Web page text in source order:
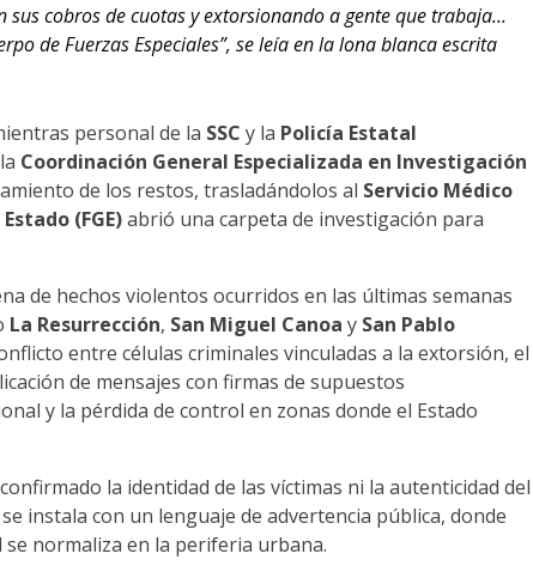
cobros de cuotas y extorsionando a gente que trabaja...
de Fuerzas Especiales”, se leía en la lona blanca escrita
personal de la SSC y la Policía Estatal
Coordinación General Especializada en Investigación
de los restos, trasladándolos al Servicio Médico
(FGE)abrió una carpeta de investigación para
de hechos violentos ocurridos en las últimas semanas
La Resurrección, San Miguel Canoa y San Pablo
entre células criminales vinculadas a la extorsión, el
de mensajes con firmas de supuestos
y la pérdida de control en zonas donde el Estado
la identidad de las víctimas ni la autenticidad del
instala con un lenguaje de advertencia pública, donde
normaliza en la periferia urbana.